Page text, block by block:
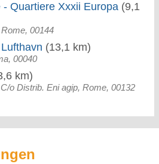
Quartiere Xxxii Europa (9,1
00144
(13,1 km)
00040
km)
o Distrib. Eni agip, Rome, 00132